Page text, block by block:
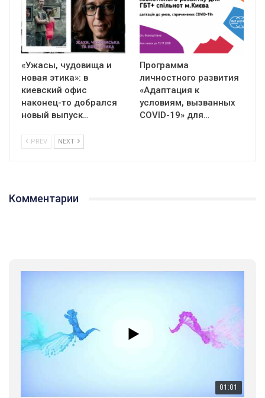
«Ужасы, чудовища и
новая этика»: в
киевский офис
наконец-то добрался
новый выпуск…
Программа
личностного развития
«Адаптация к
условиям, вызванных
СOVID-19» для…
PREV NEXT
Комментарии
01:01